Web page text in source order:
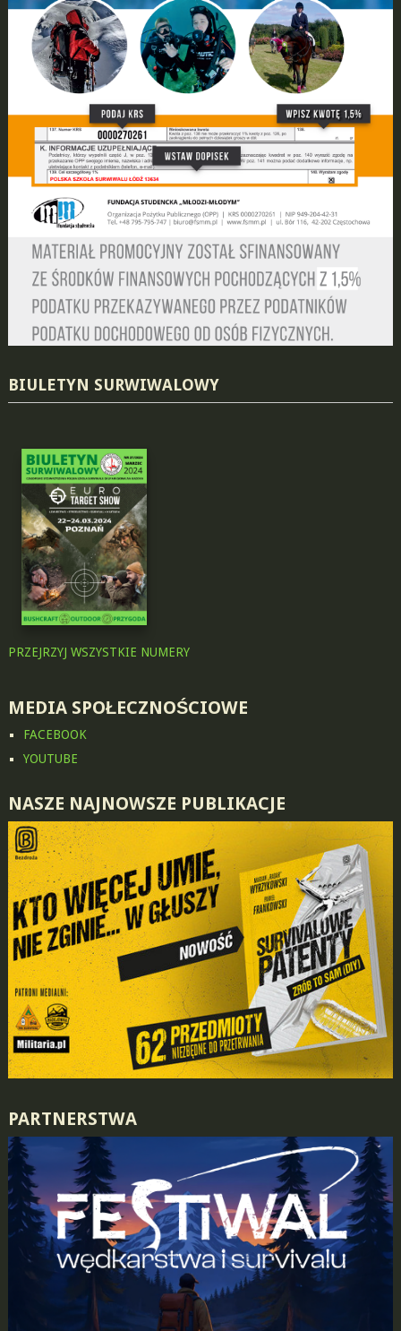
BIULETYN SURWIWALOWY
PRZEJRZYJ WSZYSTKIE NUMERY
MEDIA SPOŁECZNOŚCIOWE
FACEBOOK
YOUTUBE
NASZE NAJNOWSZE PUBLIKACJE
PARTNERSTWA